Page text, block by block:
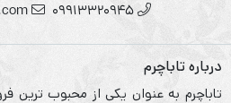
09913320945
درباره تاباچرم
تاباچرم به عنوان یکی از محبوب ترین